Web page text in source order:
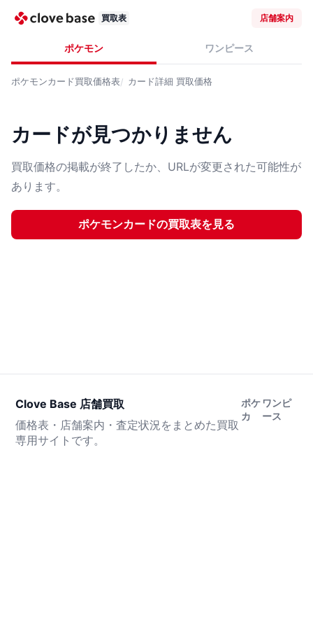
買取表 店舗案内
ポケモン ワンピース
ポケモンカード買取価格表 カード詳細 買取価格
カードが見つかりません
買取価格の掲載が終了したか、URLが変更された可能性が
あります。
ポケモンカードの買取表を見る
Clove Base 店舗買取
価格表・店舗案内・査定状況をまとめた買取
専用サイトです。
ポケ
カ
ワンピ
ース